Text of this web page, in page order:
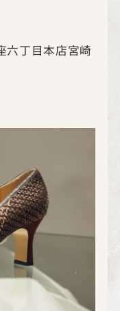
六丁目本店宮崎